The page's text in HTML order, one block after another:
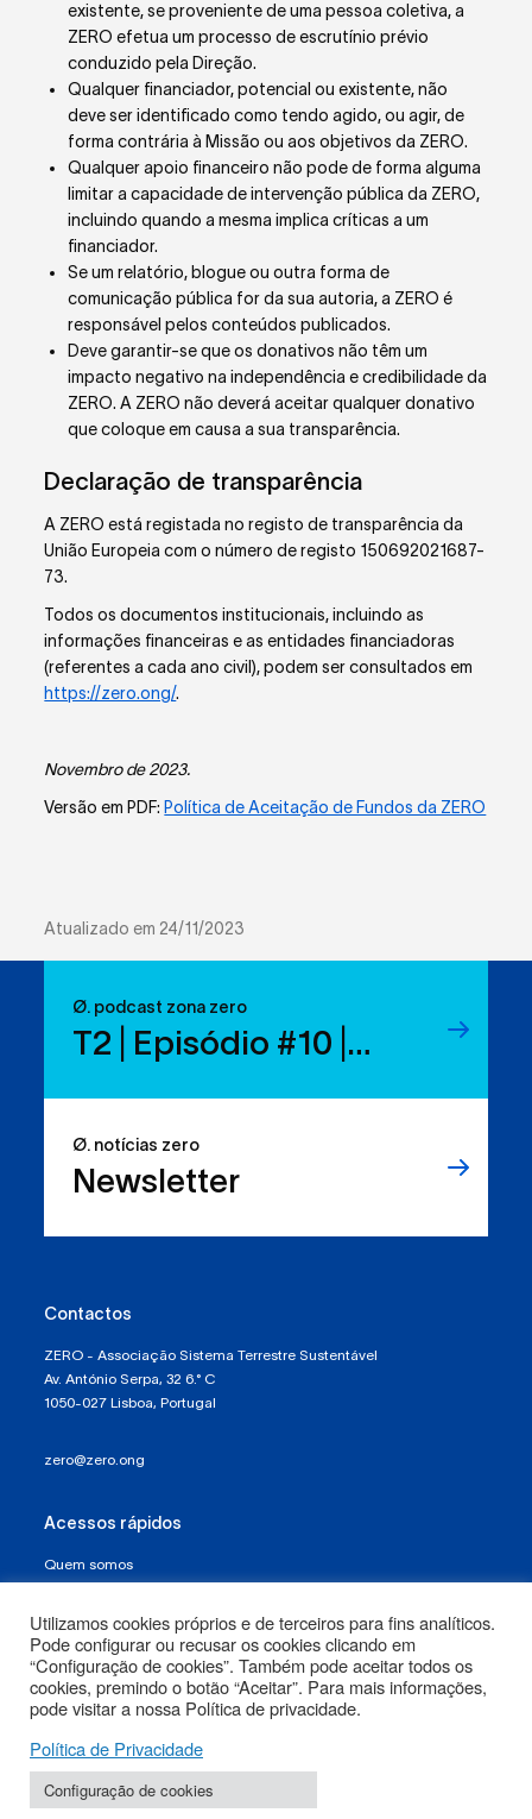
existente, se proveniente de uma pessoa coletiva, a
ZERO efetua um processo de escrutínio prévio
conduzido pela Direção.
Qualquer financiador, potencial ou existente, não
deve ser identificado como tendo agido, ou agir, de
forma contrária à Missão ou aos objetivos da ZERO.
Qualquer apoio financeiro não pode de forma alguma
limitar a capacidade de intervenção pública da ZERO,
incluindo quando a mesma implica críticas a um
financiador.
Se um relatório, blogue ou outra forma de
comunicação pública for da sua autoria, a ZERO é
responsável pelos conteúdos publicados.
Deve garantir-se que os donativos não têm um
impacto negativo na independência e credibilidade da
ZERO. A ZERO não deverá aceitar qualquer donativo
que coloque em causa a sua transparência.
Declaração de transparência
A ZERO está registada no registo de transparência da
União Europeia com o número de registo 150692021687-
73.
Todos os documentos institucionais, incluindo as
informações financeiras e as entidades financiadoras
(referentes a cada ano civil), podem ser consultados em
https://zero.ong/.
Novembro de 2023.
Versão em PDF: Política de Aceitação de Fundos da ZERO
Atualizado em 24/11/2023
Ø. podcast zona zero
T2 | Episódio #10 |
sabemos usá-los?
Ø. notícias zero
Newsletter
Contactos
ZERO - Associação Sistema Terrestre Sustentável
Av. António Serpa, 32 6.° C
1050-027 Lisboa, Portugal
zero@zero.ong
Acessos rápidos
Quem somos
Termos e Condições
Mapa do Site
Utilizamos cookies próprios e de terceiros para fins analíticos.
Pode configurar ou recusar os cookies clicando em
“Configuração de cookies”. Também pode aceitar todos os
cookies, premindo o botão “Aceitar”. Para mais informações,
pode visitar a nossa Política de privacidade.
Política de Privacidade
Configuração de cookies